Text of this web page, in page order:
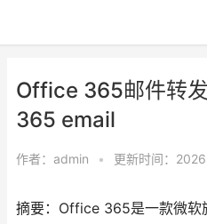
Office 365邮件转
365 email
作者： admin • 更新时间：
摘要：Office 365是一款微软